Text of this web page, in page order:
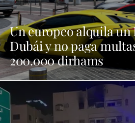
Un europeo alquila
Dubái y no paga
200.000 dirhams